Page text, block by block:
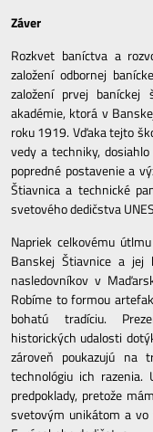
Záver
Rozkvet baníctva a
založení odbornej
založení prvej
akadémie, ktorá v
roku 1919. Vďaka tejto
vedy a techniky,
popredné postavenie a
Štiavnica a technické
svetového dedičstva
Napriek celkovému
Banskej Štiavnice a jej
nasledovníkov v
Robíme to formou
bohatú tradíciu.
historických udalosti
zároveň poukazujú na
technológiu ich
predpoklady, pretože
svetovým unikátom a